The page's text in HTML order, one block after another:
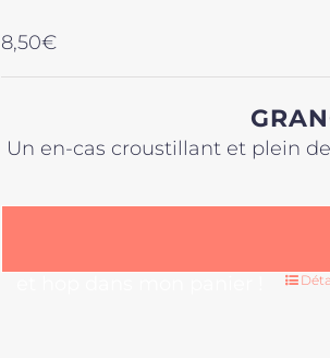
8,50€
Un en-cas croustillant et plein